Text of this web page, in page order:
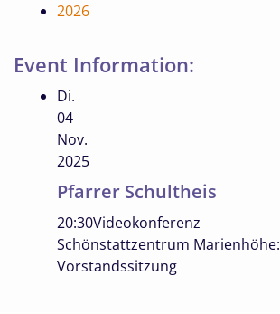
2026
Event Information:
Di.
04
Nov.
2025
Pfarrer Schultheis
20:30Videokonferenz
Schönstattzentrum Marienhöhe:
Vorstandssitzung